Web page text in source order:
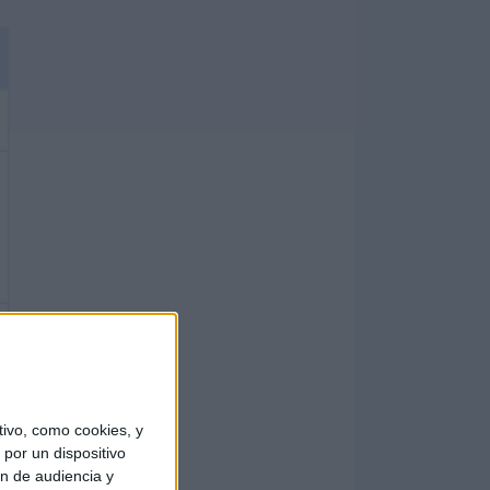
como cookies, y
un dispositivo
de audiencia y